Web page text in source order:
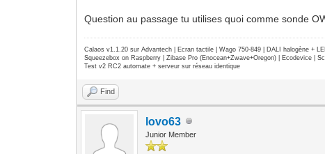
Question au passage tu utilises quoi comme sonde
Calaos v1.1.20 sur Advantech | Ecran tactile | Wago 750-849 | DALI halogène +
Squeezebox on Raspberry | Zibase Pro (Enocean+Zwave+Oregon) | Ecodevice |
Test v2 RC2 automate + serveur sur réseau identique
Find
lovo63
Junior Member